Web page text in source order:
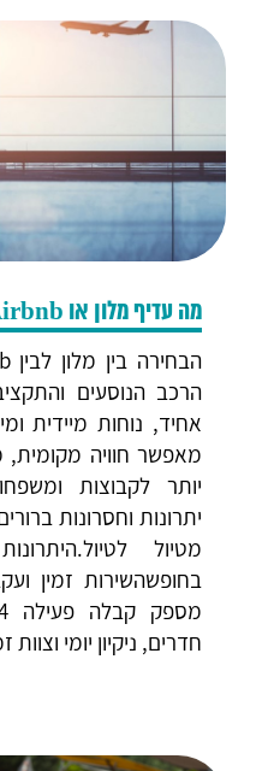
מה עדיף מלון או Airbnb? יתרונות
הרכב הנוסעים
מאפשר חוויה
יותר לקבוצות
יתרונות וחסרונות
מטיול
בחופשהשירות זמין
חדרים, ניקיון יומי